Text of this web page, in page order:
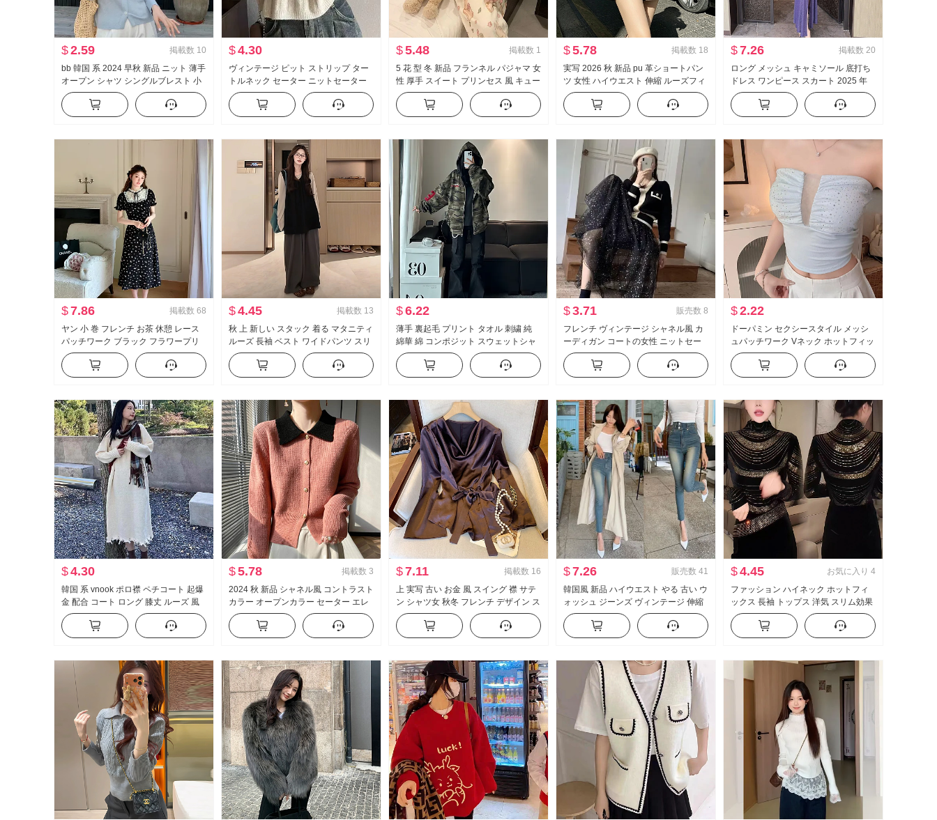
$2.59 掲載数 10
bb 韓国 系 2024 早秋 新品 ニット 薄手
オープン シャツ シングルブレスト 小
型コート 無地
$4.30
ヴィンテージ ピット ストリップ ター
トルネック セーター ニットセーター
内 かける 底打ち トップス
$5.48 掲載数 1
5 花 型 冬 新品 フランネル パジャマ 女
性 厚手 スイート プリンセス 風 キュー
ト ルームウェア セットアップ
$5.78 掲載数 18
実写 2026 秋 新品 pu 革ショートパン
ツ 女性 ハイウエスト 伸縮 ルーズフィ
ット スリム効果 万能 A字 ワイドパン
ツ ブーツカットパンツ
$7.26 掲載数 20
ロング メッシュ キャミソール 底打ち
ドレス ワンピース スカート 2025 年
新品 シック エレガント スリム効果 デ
ザイン 感 マイナー
$7.86 掲載数 68
ヤン 小 巻 フレンチ お茶 休憩 レース
パッチワーク ブラック フラワープリ
ント ワンピース miu 系 ウエストシェ
イプ A字 リトルブラックドレス 少女
感
$4.45 掲載数 13
秋 上 新しい スタック 着る マタニティ
ルーズ 長袖 ベスト ワイドパンツ スリ
ーピース セットアップ
$6.22
薄手 裏起毛 プリント タオル 刺繍 純
綿華 綿 コンポジット スウェットシャ
ツ 女性
$3.71 販売数 8
フレンチ ヴィンテージ シャネル風 カ
ーディガン コートの女性 ニットセー
ター インナーシャツ 2024 年 新品 起
爆金
$2.22
ドーパミン セクシースタイル メッシ
ュパッチワーク Vネック ホットフィッ
クス ベアトップ ベスト女性 夏 セクシ
ー 露 臍 スリムフィット ショート丈 ト
ップス
$4.30
韓国 系 vnook ポロ襟 ペチコート 起爆
金 配合 コート ロング 膝丈 ルーズ 風
ルーズフィット 厚手 セーター付きド
レス 女性
$5.78 掲載数 3
2024 秋 新品 シャネル風 コントラスト
カラー オープンカラー セーター エレ
ガント ニットセーター カーディガン
ショート丈 セーターコート トップス
$7.11 掲載数 16
上 実写 古い お金 風 スイング 襟 サテ
ン シャツ女 秋冬 フレンチ デザイン ス
トラップ シャツ スリムフィット ウエ
ストシェイプ トップス
$7.26 販売数 41
韓国風 新品 ハイウエスト やる 古い ウ
ォッシュ ジーンズ ヴィンテージ 伸縮
性 反り ヒップ スキニーパンツ
$4.45 お気に入り 4
ファッション ハイネック ホットフィ
ックス 長袖 トップス 洋気 スリム効果
万能 重工業 ラインストーン いっぱい
ドリル 女性 インナーシャツ 新品